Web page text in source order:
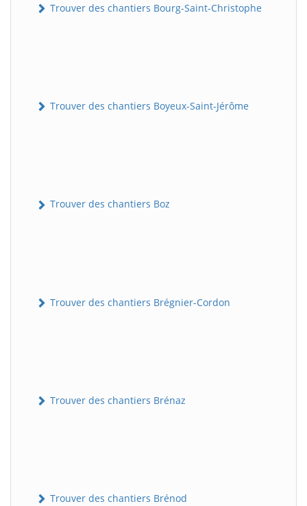
Trouver des chantiers Bourg-Saint-Christophe
Trouver des chantiers Boyeux-Saint-Jérôme
Trouver des chantiers Boz
Trouver des chantiers Brégnier-Cordon
Trouver des chantiers Brénaz
Trouver des chantiers Brénod